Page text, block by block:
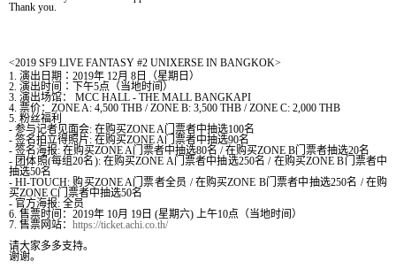
Thank you.
<2019 SF9 LIVE FANTASY #2 UNIXERSE IN BANGKOK>
1. 演出日期： 2019年 12月 8 日（星期日 ）
2. 演出时间 ：下午5点（当地时间 ）
3. 演出场馆：
MCC HALL - THE MALL BANGKAPI
4. 票价： ZONE A: 4,500 THB / ZONE B: 3,500 THB / ZONE C: 2,000 THB
5. 粉丝福利
- 参与记者见面会: 在购买ZONE A门票者中抽选100名
- 签名拍立得照片: 在购买ZONE A门票者中抽选90名
- 签名海报: 在购买ZONE A门票者中抽选80名 /在购买ZONE B门票者抽选20名
- 团体照(每组20名): 在购买ZONE A门票者中抽选250名 / 在购买ZONE B门票者中
抽选50名
- HI-TOUCH: 购买ZONE A门票者全员 /在购买ZONE B门票者中抽选250名 /在购
买ZONE C门票者中抽选50名
- 官方海报: 全员
6. 售票时间 ： 2019年 10月 19 日 (星期六) 上午10点 （当地时间 ）
7. 售票网站： https://ticket.achi.co.th/
请大家多多支持。
谢谢。